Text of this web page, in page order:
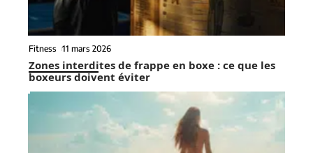
Fitness 11 mars 2026
Zones interdites de frappe en boxe : ce que les
boxeurs doivent éviter